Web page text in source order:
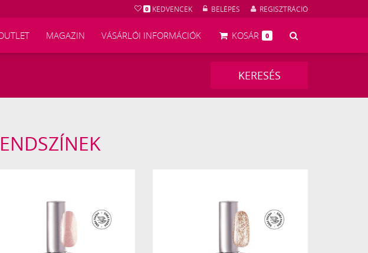
0 KEDVENCEK BELÉPÉS REGISZTRÁCIÓ
MAGAZIN VÁSÁRLÓI INFORMÁCIÓK KOSÁR 0
KERESÉS